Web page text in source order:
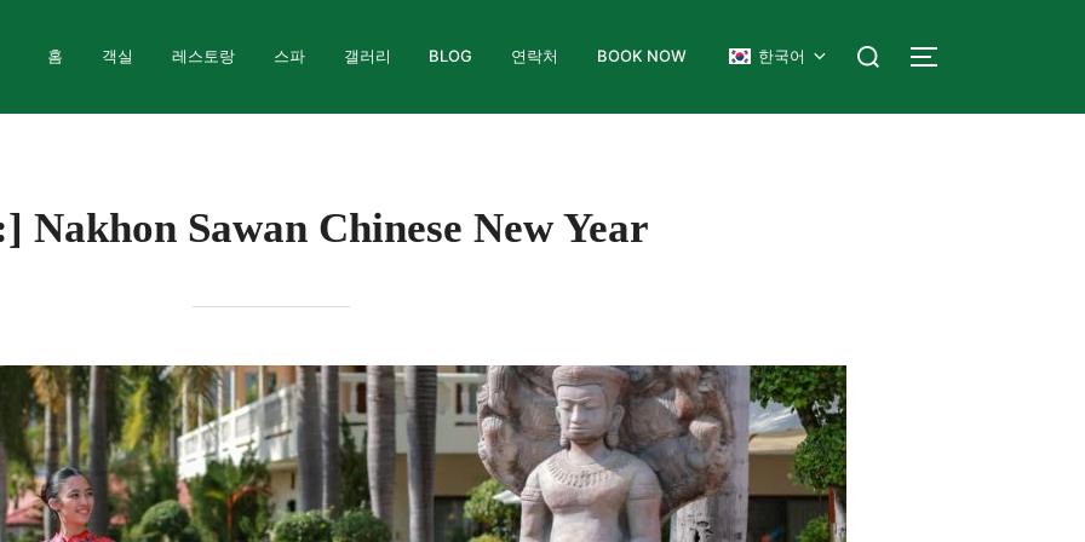
홈 객실 레스토랑 스파 갤러리 BLOG 연락처 BOOK NOW 한국어
Nakhon Sawan Chinese New Year